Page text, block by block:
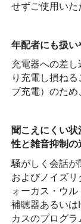
せずご使用いた
年配者にも扱い
充電器への差
り充電し損ね
ブ充電）のため
聞こえにくい
性と雑音抑制の
騒がしく会話が
およびノイズ
ォーカス・ウル
補聴器あるい
カスのプログ